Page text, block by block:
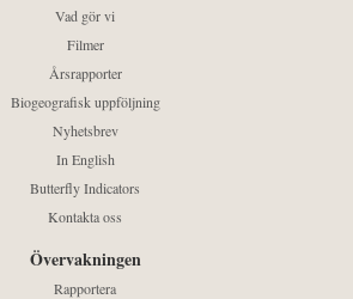
Vad gör vi
Filmer
Årsrapporter
Biogeografisk uppföljning
Nyhetsbrev
In English
Butterfly Indicators
Kontakta oss
Övervakningen
Rapportera